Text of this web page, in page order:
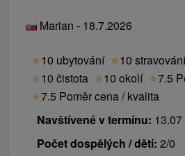
osuška za 3 € / ks na celý
Ceník - Informace
Možnost prodloužení pobytu
do bazénu, sauny a fitness
cenu.
Marian - 18.7.2026
★10 ubytování ★10 stravování
★10 čistota ★10 okolí ★7.5
★7.5 Poměr cena / kvalita
Navštívené v termínu:
Počet dospělých / dětí: 2/0